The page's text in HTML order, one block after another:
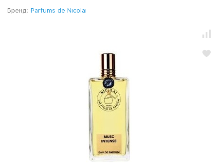
Бренд: Parfums de Nicolai